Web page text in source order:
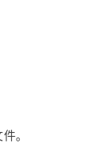
。